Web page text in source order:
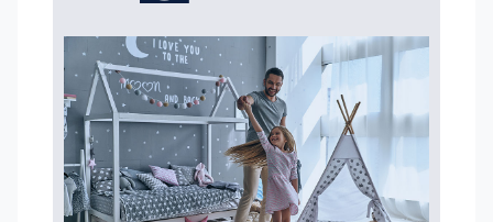
guardar.
-1800W de PotenciaExtremadamente eficiente.
-Filtrado Hepa + Sistema de triple
filtradoRemueve hasta el 99,9% de los ácaros y
bacterias, proporcionando una limpieza más eficiente
y aire más saludable, cuidando la salud de tu familia.